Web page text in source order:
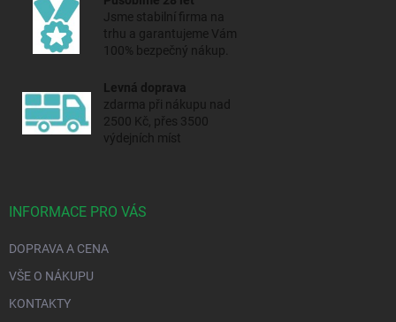
Jsme stabilní firma na
trhu a garantujeme Vám
100% bezpečný nákup.
Levná doprava
zdarma při nákupu nad
2500 Kč, přes 3500
výdejních míst
INFORMACE PRO VÁS
DOPRAVA A CENA
VŠE O NÁKUPU
KONTAKTY